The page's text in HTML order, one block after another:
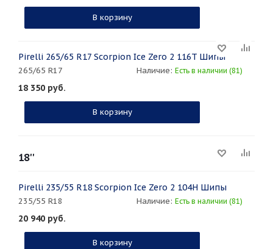
В корзину
Pirelli 265/65 R17 Scorpion Ice Zero 2 116T Шипы
265/65 R17 Наличие: Есть в наличии (81)
18 350 руб.
В корзину
18''
Pirelli 235/55 R18 Scorpion Ice Zero 2 104H Шипы
235/55 R18 Наличие: Есть в наличии (81)
20 940 руб.
В корзину